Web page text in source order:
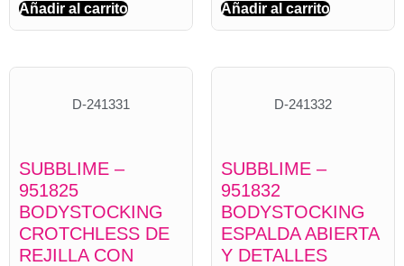
Añadir al carrito Añadir al carrito
D-241331
SUBBLIME –
951825
BODYSTOCKING
CROTCHLESS DE
REJILLA CON
D-241332
SUBBLIME –
951832
BODYSTOCKING
ESPALDA ABIERTA
Y DETALLES